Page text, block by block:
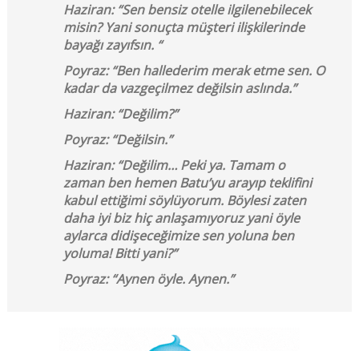
Haziran: “Sen bensiz otelle ilgilenebilecek
misin? Yani sonuçta müşteri ilişkilerinde
bayağı zayıfsın. “
Poyraz: “Ben hallederim merak etme sen. O
kadar da vazgeçilmez değilsin aslında.”
Haziran: “Değilim?”
Poyraz: “Değilsin.”
Haziran: “Değilim… Peki ya. Tamam o
zaman ben hemen Batu’yu arayıp teklifini
kabul ettiğimi söylüyorum. Böylesi zaten
daha iyi biz hiç anlaşamıyoruz yani öyle
aylarca didişeceğimize sen yoluna ben
yoluma! Bitti yani?”
Poyraz: “Aynen öyle. Aynen.”